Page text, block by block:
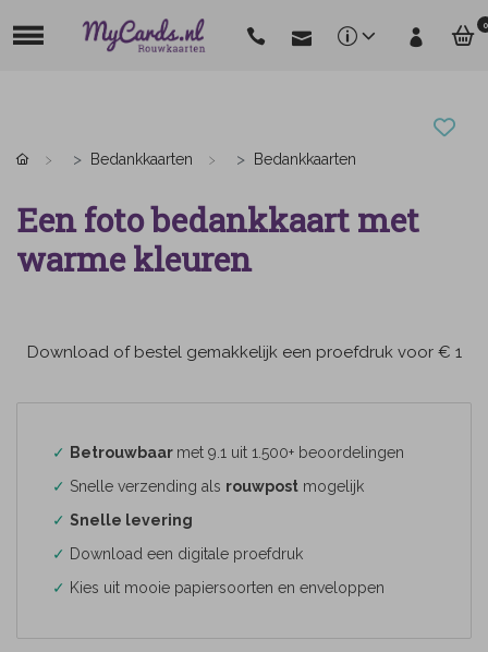
0
Bedankkaarten Bedankkaarten
Een foto bedankkaart met
warme kleuren
Download of bestel gemakkelijk een proefdruk voor € 1
✓ Betrouwbaar met 9.1 uit 1.500+ beoordelingen
✓ Snelle verzending als rouwpost mogelijk
✓ Snelle levering
✓ Download een digitale proefdruk
✓ Kies uit mooie papiersoorten en enveloppen